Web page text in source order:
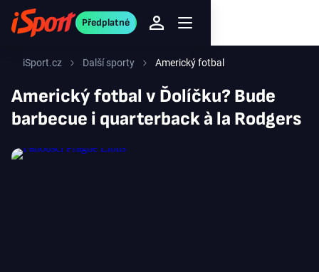
Předplatné
iSport.cz Další sporty Americký fotbal
Americký fotbal v Ďolíčku? Bude
barbecue i quarterback à la Rodgers